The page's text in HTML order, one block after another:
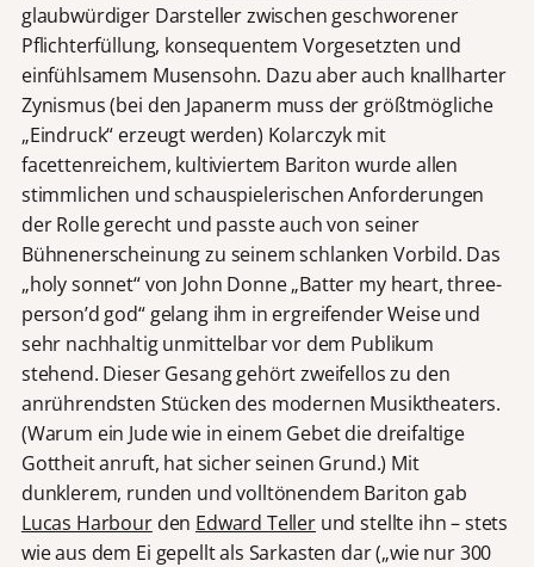
glaubwürdiger Darsteller zwischen geschworener
Pflichterfüllung, konsequentem Vorgesetzten und
einfühlsamem Musensohn. Dazu aber auch knallharter
Zynismus (bei den Japanerm muss der größtmögliche
„Eindruck“ erzeugt werden) Kolarczyk mit
facettenreichem, kultiviertem Bariton wurde allen
stimmlichen und schauspielerischen Anforderungen
der Rolle gerecht und passte auch von seiner
Bühnenerscheinung zu seinem schlanken Vorbild. Das
„holy sonnet“ von John Donne „Batter my heart, three-
person’d god“ gelang ihm in ergreifender Weise und
sehr nachhaltig unmittelbar vor dem Publikum
stehend. Dieser Gesang gehört zweifellos zu den
anrührendsten Stücken des modernen Musiktheaters.
(Warum ein Jude wie in einem Gebet die dreifaltige
Gottheit anruft, hat sicher seinen Grund.) Mit
dunklerem, runden und volltönendem Bariton gab
Lucas Harbourden Edward Tellerund stellte ihn – stets
wie aus dem Ei gepellt als Sarkasten dar („wie nur 300